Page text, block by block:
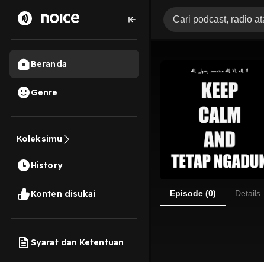
Beranda
Genre
Koleksimu
History
Konten disukai
Syarat dan Ketentuan
Episode (0) Details